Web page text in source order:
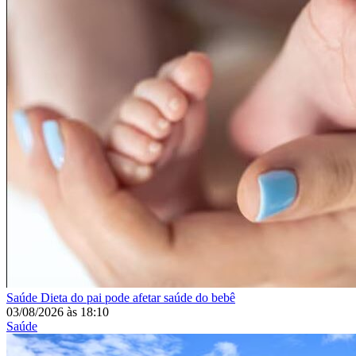
Saúde Dieta do pai pode afetar saúde do bebê
03/08/2026 às 18:10
Saúde